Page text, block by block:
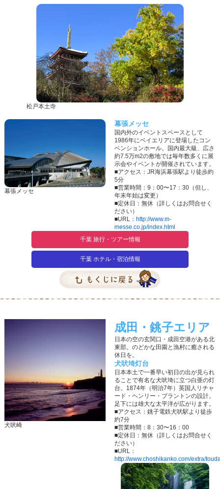
松戸本土寺
幕張メッセ
幕張メッセ
国内外のイベントスペースとして
1986年にベイエリアに登場したコン
ベンションホール。国内最大級、広さ
約7.5万m2の敷地では毎年数多くに展
示会やイベントが開催されています。
■アクセス：JR海浜幕張駅より徒歩約
5分
■営業時間：9：00〜17：30（但し、
年末年始は変更）
■定休日：無休（詳しくはお問合せく
ださい）
■URL： http://www.m-
messe.co.jp/index.html
千葉 旅行・ツアー情報
千葉 ホテル・宿泊情報
犬吠崎
成田・銚子エリア
日本の空の玄関口・成田空港がある北
東部。のどかな田園と漁村に癒される
休日を。
犬吠埼灯台
日本本土で一番早い初日の出が見られ
ることで有名な犬吠埼に立つ白亜の灯
台。1874年（明治7年）英国人リチャ
ード・ヘンリー・ブラントンの設計。
足下には雄大な太平洋が広がります。
■アクセス：銚子電鉄犬吠駅より徒歩
約7分
■営業時間：8：30〜16：00
■定休日：無休（詳しくはお問合せく
ださい）
■URL：
http://www.choshikanko.com/extra/